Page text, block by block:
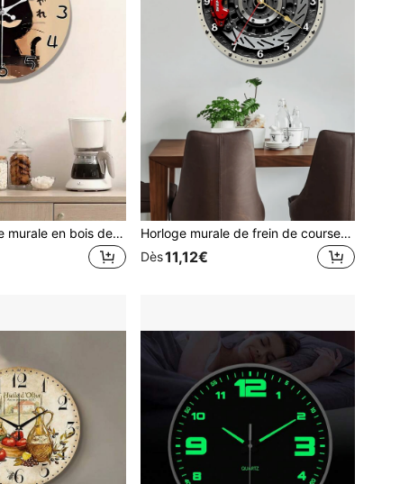
1 pièce Horloge murale en bois de style japonais avec chat noir mignon 10/12 pouces - Alimentée par pile, horloge circulaire silencieuse et affaissée, convient pour décorer les pièces esthétiques, les salons, les chambres, les maisons, les cuisines, les cafés, cadeau de vacances idéal (sans pile)
Horloge murale de frein de course silencieuse de 10-12 pouces - Thème de course moderne, design de disque de frein rouge, mouvement à quartz, construction en bois - Convient pour le salon, le garage, le bureau, la chambre de garçon - Cadeau parfait pour les passionnés de course (piles AA non incluses)
Dès11,12€